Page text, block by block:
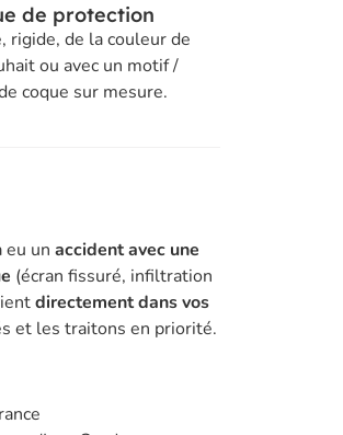
de protection
rigide, de la couleur de
ou avec un motif /
coque sur mesure.
eu un accident avec une
(écran fissuré, infiltration
directement dans vos
et les traitons en priorité.